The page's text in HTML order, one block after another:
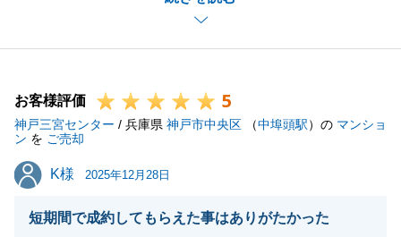
また、連絡手段の使い分けについては、貴重なご意見
電話とLINEの基準を事前にお伝えできておらず、ご
不便をおかけした点もあったかと存じます。
今後は、お客様がよりスムーズに、かつ心地よくやり
取りができるよう、運用の改善に努めてまいります。
にご連絡ください。今後ともよろしくお願い申し上げ
お客様評価 5
神戸三宮センター / 兵庫県 神戸市中央区 （中埠頭駅）の マンショ
ン を ご売却
K様
K様 2025年12月28日
短期間で成約してもらえた事はありがたかった